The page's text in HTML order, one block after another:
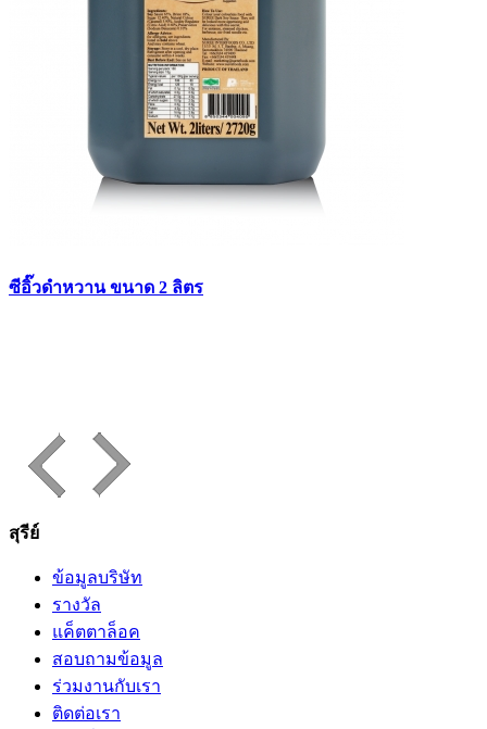
ซีอิ๊วดำหวาน ขนาด 2 ลิตร
สุรีย์
ข้อมูลบริษัท
รางวัล
แค็ตตาล็อค
สอบถามข้อมูล
ร่วมงานกับเรา
ติดต่อเรา